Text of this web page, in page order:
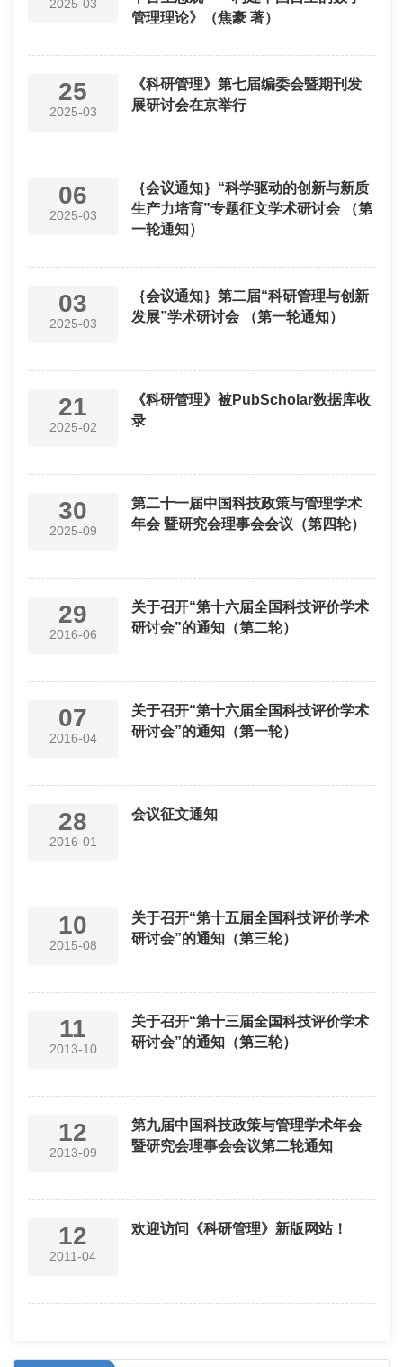
2025-03
管理理论》（焦豪 著）
25
2025-03
《科研管理》第七届编委会暨期刊发
展研讨会在京举行
06
2025-03
｛会议通知｝“科学驱动的创新与新质
生产力培育”专题征文学术研讨会 （第
一轮通知）
03
2025-03
｛会议通知｝第二届“科研管理与创新
发展”学术研讨会 （第一轮通知）
21
2025-02
《科研管理》被PubScholar数据库收
录
30
2025-09
第二十一届中国科技政策与管理学术
年会 暨研究会理事会会议（第四轮）
29
2016-06
关于召开“第十六届全国科技评价学术
研讨会”的通知（第二轮）
07
2016-04
关于召开“第十六届全国科技评价学术
研讨会”的通知（第一轮）
28
2016-01
会议征文通知
10
2015-08
关于召开“第十五届全国科技评价学术
研讨会”的通知（第三轮）
11
2013-10
关于召开“第十三届全国科技评价学术
研讨会”的通知（第三轮）
12
2013-09
第九届中国科技政策与管理学术年会
暨研究会理事会会议第二轮通知
12
2011-04
欢迎访问《科研管理》新版网站！